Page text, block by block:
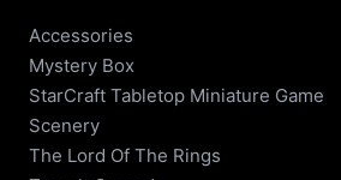
Accessories
Mystery Box
StarCraft Tabletop Miniature Game
Scenery
The Lord Of The Rings